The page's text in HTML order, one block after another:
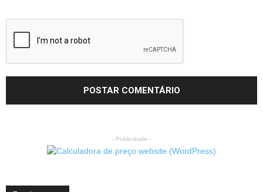
- Publicidade -